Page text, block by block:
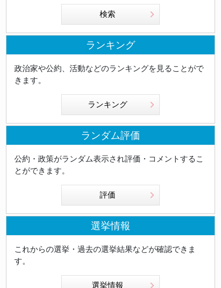
検索
ランキング
政治家や公約、活動などのランキングを見ることがで
きます。
ランキング
ランダム評価
公約・政策がランダム表示され評価・コメントするこ
とができます。
評価
選挙情報
これからの選挙・過去の選挙結果などが確認できま
す。
選挙情報